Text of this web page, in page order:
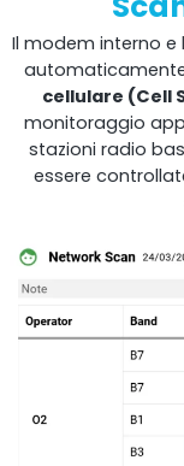
Il modem interno e
cellulare (Cell
monitoraggio
stazioni radio
essere